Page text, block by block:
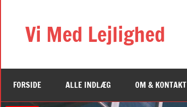
indholdVi Med Lejlighed
FORSIDE ALLE INDLÆG OM & KONTAKT